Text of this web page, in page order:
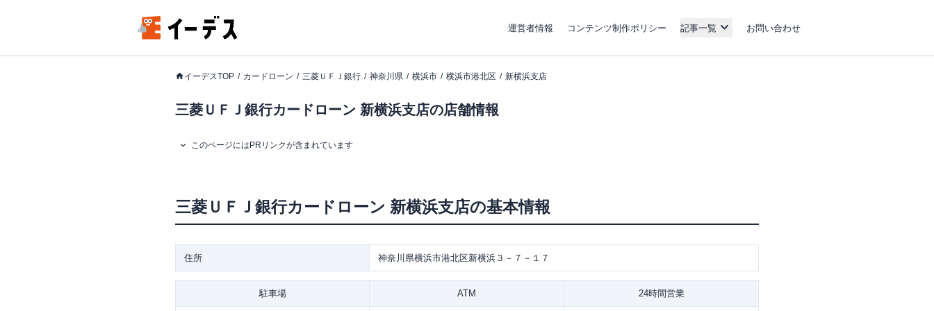
運営者情報 コンテンツ制作ポリシー 記事一覧 お問い合わせ
イーデスTOP カードローン 三菱ＵＦＪ銀行 神奈川県 横浜市 横浜市港北区 新横浜支店
三菱ＵＦＪ銀行カードローン 新横浜支店の店舗情報
このページにはPRリンクが含まれています
三菱ＵＦＪ銀行カードローン 新横浜支店の基本情報
住所 神奈川県横浜市港北区新横浜３－７－１７
駐車場 ATM 24時間営業